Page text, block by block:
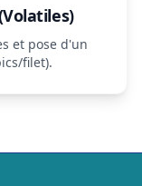
et pose d'un
filet).